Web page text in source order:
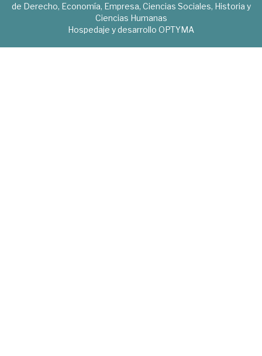
de Derecho, Economía, Empresa, Ciencias Sociales, Historia y
Ciencias Humanas
Hospedaje y desarrollo OPTYMA